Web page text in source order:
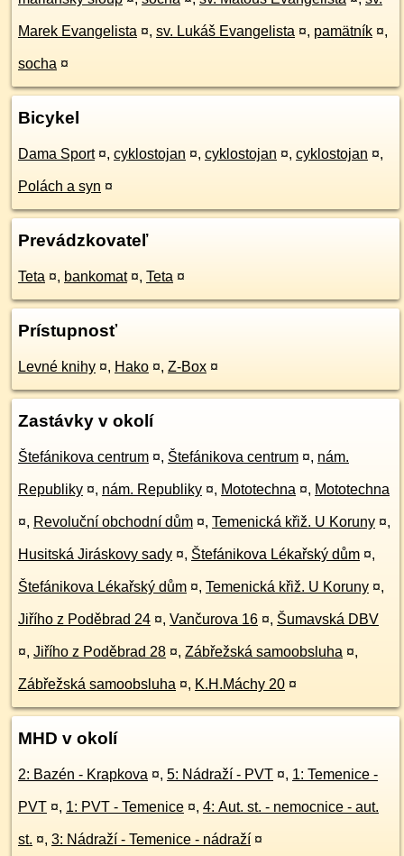
Marek Evangelista ¤, sv. Lukáš Evangelista ¤, pamätník ¤,
socha ¤
Bicykel
Dama Sport ¤, cyklostojan ¤, cyklostojan ¤, cyklostojan ¤,
Polách a syn ¤
Prevádzkovateľ
Teta ¤, bankomat ¤, Teta ¤
Prístupnosť
Levné knihy ¤, Hako ¤, Z-Box ¤
Zastávky v okolí
Štefánikova centrum ¤, Štefánikova centrum ¤, nám.
Republiky ¤, nám. Republiky ¤, Mototechna ¤, Mototechna
¤, Revoluční obchodní dům ¤, Temenická křiž. U Koruny ¤,
Husitská Jiráskovy sady ¤, Štefánikova Lékařský dům ¤,
Štefánikova Lékařský dům ¤, Temenická křiž. U Koruny ¤,
Jiřího z Poděbrad 24 ¤, Vančurova 16 ¤, Šumavská DBV
¤, Jiřího z Poděbrad 28 ¤, Zábřežská samoobsluha ¤,
Zábřežská samoobsluha ¤, K.H.Máchy 20 ¤
MHD v okolí
2: Bazén - Krapkova ¤, 5: Nádraží - PVT ¤, 1: Temenice -
PVT ¤, 1: PVT - Temenice ¤, 4: Aut. st. - nemocnice - aut.
st. ¤, 3: Nádraží - Temenice - nádraží ¤